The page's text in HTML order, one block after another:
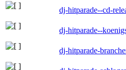
dj-hitparade--cd-
dj-hitparade--
dj-hitparade-